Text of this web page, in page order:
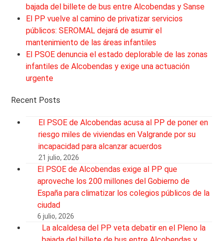
bajada del billete de bus entre Alcobendas y Sanse
El PP vuelve al camino de privatizar servicios
públicos: SEROMAL dejará de asumir el
mantenimiento de las áreas infantiles
El PSOE denuncia el estado deplorable de las zonas
infantiles de Alcobendas y exige una actuación
urgente
Recent Posts
El PSOE de Alcobendas acusa al PP de poner en
riesgo miles de viviendas en Valgrande por su
incapacidad para alcanzar acuerdos
21 julio, 2026
El PSOE de Alcobendas exige al PP que
aproveche los 200 millones del Gobierno de
España para climatizar los colegios públicos de la
ciudad
6 julio, 2026
La alcaldesa del PP veta debatir en el Pleno la